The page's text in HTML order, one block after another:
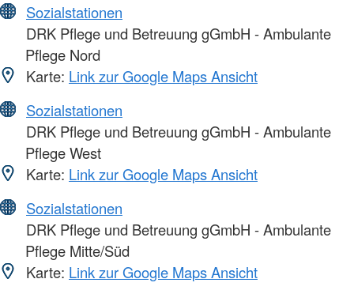
Sozialstationen
DRK Pflege und Betreuung gGmbH - Ambulante
Pflege Nord
Karte: Link zur Google Maps Ansicht
Sozialstationen
DRK Pflege und Betreuung gGmbH - Ambulante
Pflege West
Karte: Link zur Google Maps Ansicht
Sozialstationen
DRK Pflege und Betreuung gGmbH - Ambulante
Pflege Mitte/Süd
Karte: Link zur Google Maps Ansicht